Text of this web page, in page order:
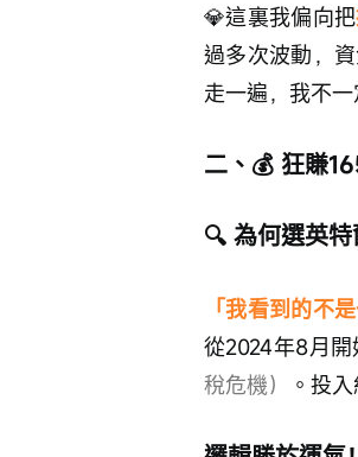
💎這裏我偏向把
過多次波動，
走一遍，我不
二、💰 狂賺
🔍 為何選英
「我看到的不
從2024年8月
稅危機）
。投